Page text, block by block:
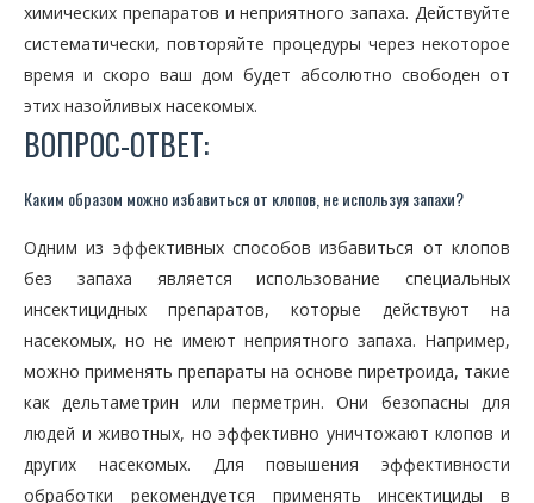
химических препаратов и неприятного запаха. Действуйте
систематически, повторяйте процедуры через некоторое
время и скоро ваш дом будет абсолютно свободен от
этих назойливых насекомых.
ВОПРОС-ОТВЕТ:
Каким образом можно избавиться от клопов, не используя запахи?
Одним из эффективных способов избавиться от клопов
без запаха является использование специальных
инсектицидных препаратов, которые действуют на
насекомых, но не имеют неприятного запаха. Например,
можно применять препараты на основе пиретроида, такие
как дельтаметрин или перметрин. Они безопасны для
людей и животных, но эффективно уничтожают клопов и
других насекомых. Для повышения эффективности
обработки рекомендуется применять инсектициды в